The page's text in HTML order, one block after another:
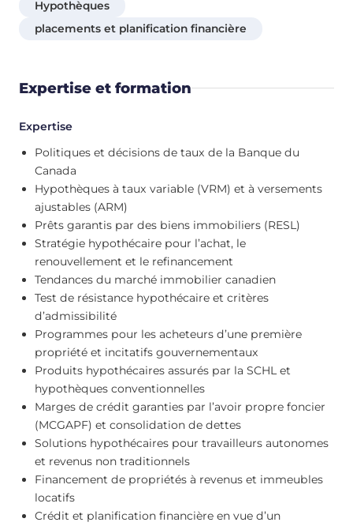
Hypothèques
placements et planification financière
Expertise et formation
Expertise
Politiques et décisions de taux de la Banque du
Canada
Hypothèques à taux variable (VRM) et à versements
ajustables (ARM)
Prêts garantis par des biens immobiliers (RESL)
Stratégie hypothécaire pour l’achat, le
renouvellement et le refinancement
Tendances du marché immobilier canadien
Test de résistance hypothécaire et critères
d’admissibilité
Programmes pour les acheteurs d’une première
propriété et incitatifs gouvernementaux
Produits hypothécaires assurés par la SCHL et
hypothèques conventionnelles
Marges de crédit garanties par l’avoir propre foncier
(MCGAPF) et consolidation de dettes
Solutions hypothécaires pour travailleurs autonomes
et revenus non traditionnels
Financement de propriétés à revenus et immeubles
locatifs
Crédit et planification financière en vue d’un